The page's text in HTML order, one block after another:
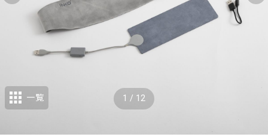
1 / 12
一覧